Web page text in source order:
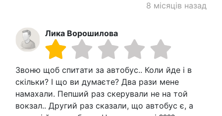
8 місяців назад
Лика Ворошилова
Звоню щоб спитати за автобус.. Коли йде і в
скільки? І що ви думаєте? Два рази мене
намахали. Пепший раз скерували не на той
вокзал.. Другий раз сказали, що автобус є, а